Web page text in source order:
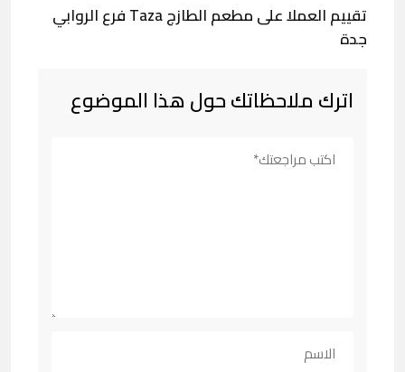
تقييم العملا على مطعم الطازج Taza فرع الروابي
جدة
اترك ملاحظاتك حول هذا الموضوع